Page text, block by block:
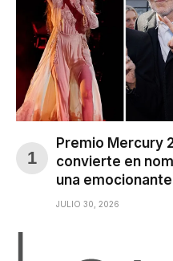
Premio Mercury
convierte en
una
JULIO 30, 2026